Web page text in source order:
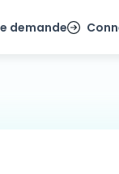
demande